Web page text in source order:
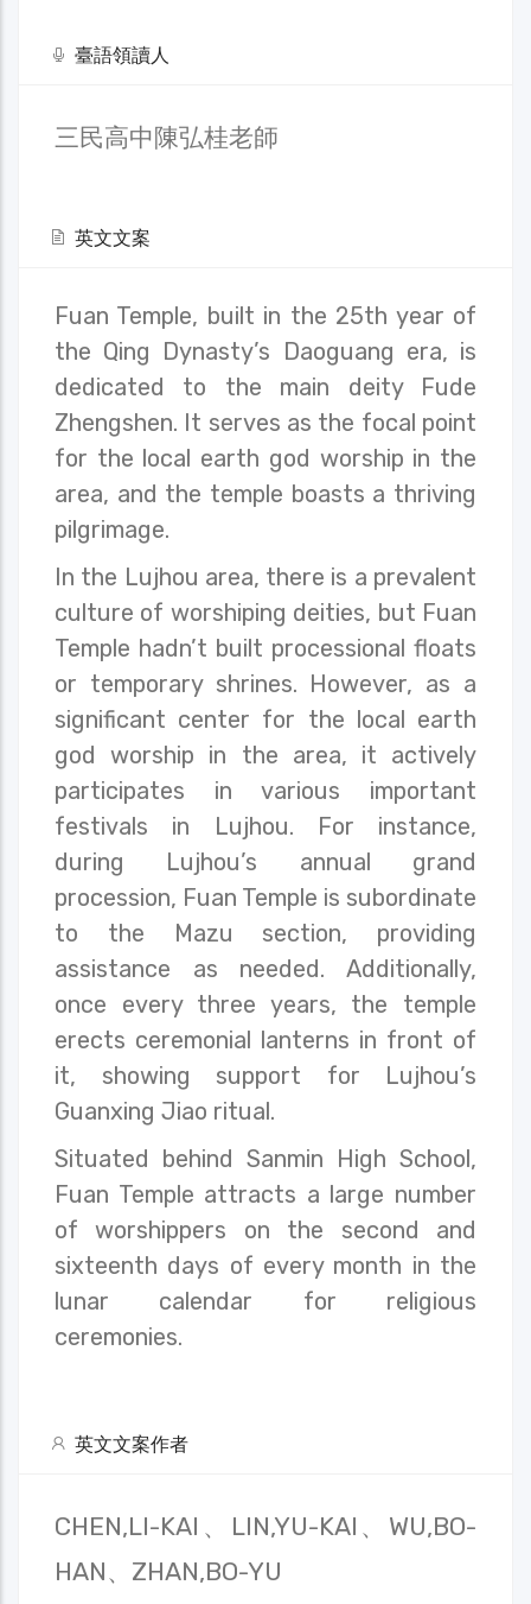
臺語領讀人
三民高中陳弘桂老師
英文文案
Fuan Temple, built in the 25th year of
the Qing Dynasty’s Daoguang era, is
dedicated to the main deity Fude
Zhengshen. It serves as the focal point
for the local earth god worship in the
area, and the temple boasts a thriving
pilgrimage.
In the Lujhou area, there is a prevalent
culture of worshiping deities, but Fuan
Temple hadn’t built processional floats
or temporary shrines. However, as a
significant center for the local earth
god worship in the area, it actively
participates in various important
festivals in Lujhou. For instance,
during Lujhou’s annual grand
procession, Fuan Temple is subordinate
to the Mazu section, providing
assistance as needed. Additionally,
once every three years, the temple
erects ceremonial lanterns in front of
it, showing support for Lujhou’s
Guanxing Jiao ritual.
Situated behind Sanmin High School,
Fuan Temple attracts a large number
of worshippers on the second and
sixteenth days of every month in the
lunar calendar for religious
ceremonies.
英文文案作者
CHEN,LI-KAI、LIN,YU-KAI、WU,BO-
HAN、ZHAN,BO-YU